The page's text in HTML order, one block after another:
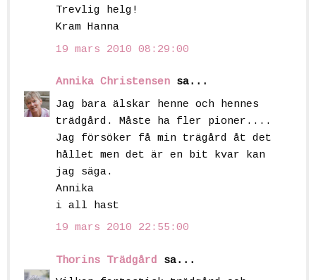
Trevlig helg!
Kram Hanna
19 mars 2010 08:29:00
Annika Christensen sa...
Jag bara älskar henne och hennes
trädgård. Måste ha fler pioner....
Jag försöker få min trägård åt det
hållet men det är en bit kvar kan
jag säga.
Annika
i all hast
19 mars 2010 22:55:00
Thorins Trädgård sa...